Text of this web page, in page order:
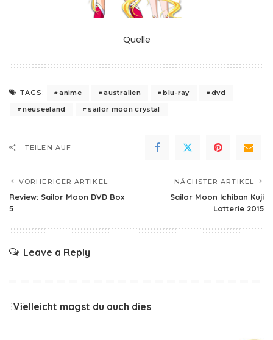
Quelle
TAGS: anime australien blu-ray
dvd
neuseeland
sailor moon crystal
TEILEN AUF
VORHERIGER ARTIKEL
Review: Sailor Moon DVD Box
5
NÄCHSTER ARTIKEL
Sailor Moon Ichiban Kuji
Lotterie 2015
Leave a Reply
Vielleicht magst du auch dies